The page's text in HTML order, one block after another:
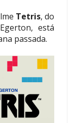
Tetris, do
está
passada.